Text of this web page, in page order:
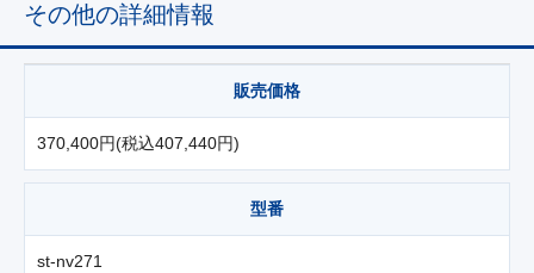
その他の詳細情報
販売価格
370,400円(税込407,440円)
型番
st-nv271